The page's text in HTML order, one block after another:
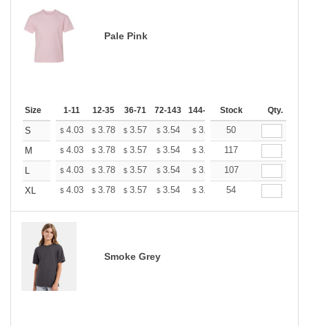
Pale Pink
Size 1-11 12-35 36-71 72-143 144-287 288 + More
Stock Qty.
S $ 4.03 $ 3.78 $ 3.57 $ 3.54 $ 3.48 $3.45
50
M
$ 4.03 $ 3.78 $ 3.57 $ 3.54 $ 3.48 $3.45
117
L
$ 4.03 $ 3.78 $ 3.57 $ 3.54 $ 3.48 $3.45
107
XL
$ 4.03 $ 3.78 $ 3.57 $ 3.54 $ 3.48 $3.45
54
Smoke Grey